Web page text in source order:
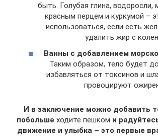
быть. Голубая глина, водоросли,
красным перцем и куркумой –
использоваться, если есть
удалить жир с
Ванны с добавлением
Таким образом, тело будет
избавляться от токсинов и
провоцируют
И в заключение можно добавить
побольше ходите пешком и
движение и улыбка – это первые